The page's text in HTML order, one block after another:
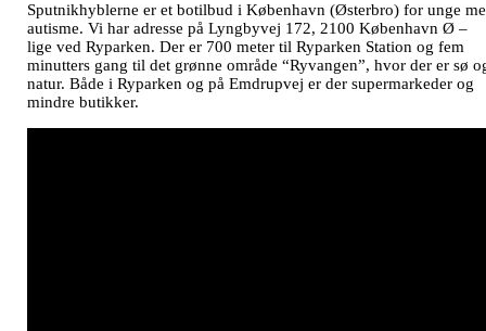
​Sputnikhyblerne er et botilbud i København (Østerbro) for unge
autisme. Vi har adresse på Lyngbyvej 172, 2100 København Ø –
lige ved Ryparken. Der er 700 meter til Ryparken Station og fem
minutters gang til det grønne område “Ryvangen”, hvor der er sø
natur. Både i Ryparken og på Emdrupvej er der supermarkeder og
mindre butikker.